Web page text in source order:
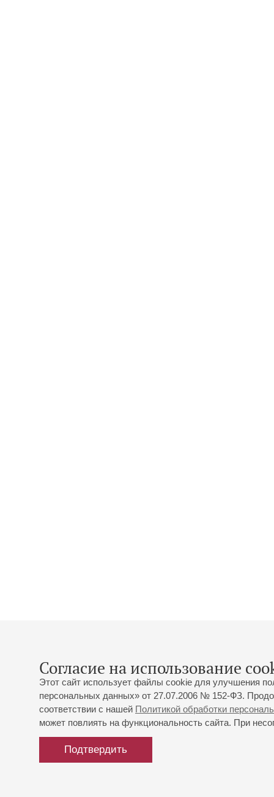
Согласие на использование
Этот сайт использует файлы cookie для улучшения
персональных данных» от 27.07.2006 № 152-ФЗ.
соответствии с нашей Политикой обработки
может повлиять на функциональность сайта. При
Подтвердить